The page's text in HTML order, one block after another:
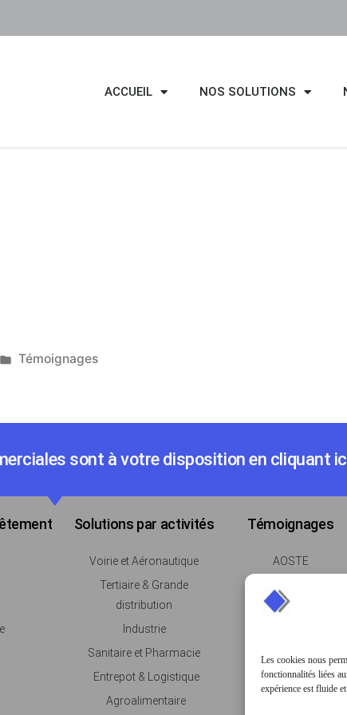
Les cookies nous
fonctionnalités liées
expérience est fluide
ACCUEIL NOS SOLUTIONS
Témoignages
sont à votre disposition en cliquant
Solutions par activités
Voirie et Aéronautique
Tertiaire & Grande
distribution
Industrie
Sanitaire et Pharmacie
Entrepot & Logistique
Agroalimentaire
Témoignages
AOSTE
PRESANCE